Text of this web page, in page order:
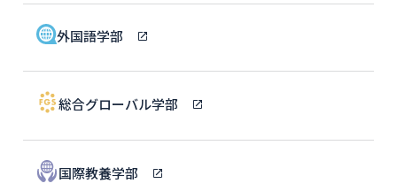
外国語学部
総合グローバル学部
国際教養学部